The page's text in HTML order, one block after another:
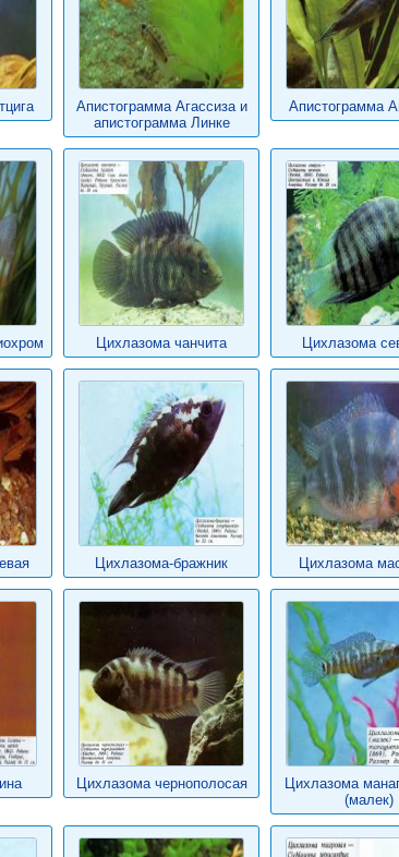
Апистограмма Агассиза и
апистограмма Линке
Апистограмма
Цихлазома чанчита Цихлазома
Цихлазома-бражник Цихлазома
Цихлазома чернополосая
Цихлазома
(малек)